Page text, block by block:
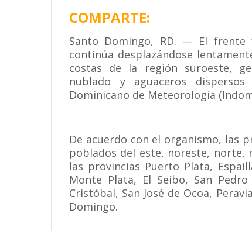
COMPARTE:
Santo Domingo, RD. — El
continúa desplazándose
costas de la región suroeste,
nublado y aguaceros
Dominicano de Meteorología
De acuerdo con el organismo, las
poblados del este, noreste, norte,
las provincias Puerto Plata,
Monte Plata, El Seibo, San
Cristóbal, San José de Ocoa,
Domingo.